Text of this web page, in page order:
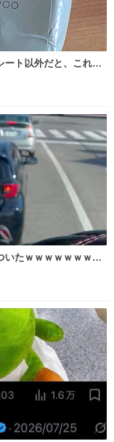
ート以外だと、これが
に #生活は踊る で紹
もオススメだ。ドラ
足首筋がんがん拭いて
いたｗｗｗｗｗｗｗｗ